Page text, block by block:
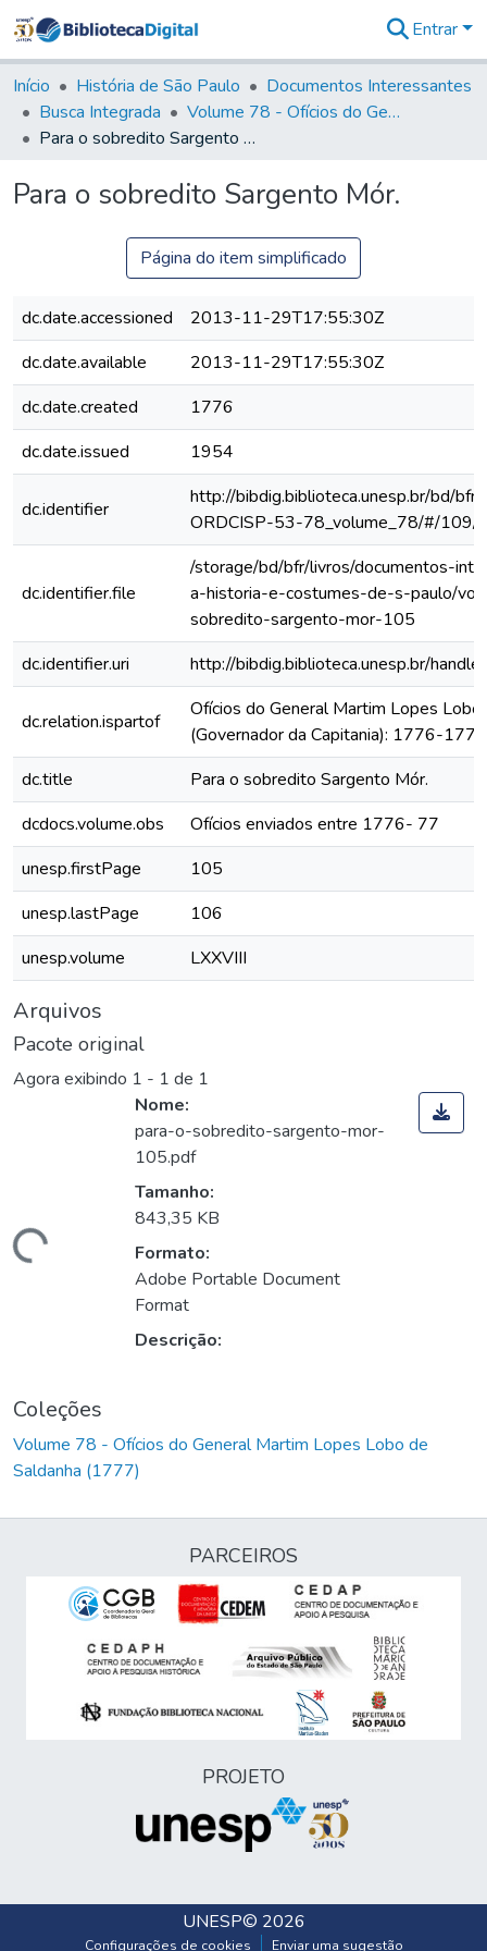
&
Coleções
Tudo na
Biblioteca
Estatísticas
Entrar
Início História de São Paulo
Documentos Interessantes
Busca Integrada
Volume 78 - Ofícios do General Martim Lopes Lobo de Saldanha (1777)
Para o sobredito Sargento Mór.
Para o sobredito Sargento Mór.
Página do item simplificado
dc.date.accessioned
2013-11-29T17:55:30Z
dc.date.available
2013-11-29T17:55:30Z
dc.date.created
1776
dc.date.issued
1954
dc.identifier
http://bibdig.biblioteca.unesp.br/bd/
ORDCISP-53-78_volume_78/#/109/
dc.identifier.file
/storage/bd/bfr/livros/documentos-
a-historia-e-costumes-de-s-paulo/
sobredito-sargento-mor-105
dc.identifier.uri
http://bibdig.biblioteca.unesp.br/
dc.relation.ispartof
Ofícios do General Martim Lopes Lobo
(Governador da Capitania): 1776-1777
dc.title
Para o sobredito Sargento Mór.
dcdocs.volume.obs
Ofícios enviados entre 1776- 77
unesp.firstPage
105
unesp.lastPage
106
unesp.volume
LXXVIII
Arquivos
Pacote original
Agora exibindo 1 - 1 de 1
Carregando...
Nome:
para-o-sobredito-sargento-mor-
105.pdf
Tamanho:
843,35 KB
Formato:
Adobe Portable Document
Format
Descrição:
Coleções
Volume 78 - Ofícios do General Martim Lopes Lobo de
Saldanha (1777)
PARCEIROS
PROJETO
UNESP© 2026
Configurações de cookies Enviar uma sugestão